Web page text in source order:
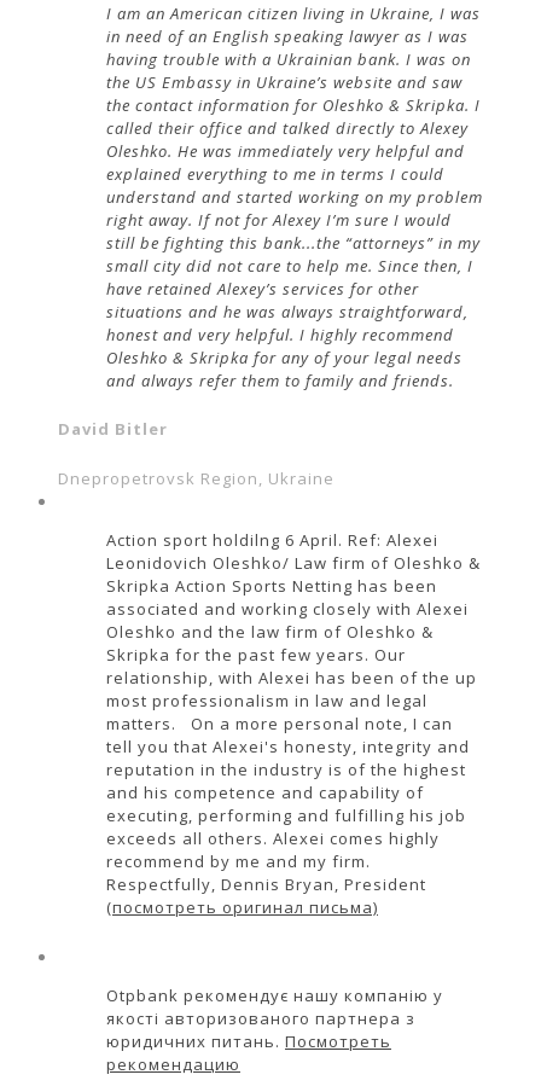
I am an American citizen living in Ukraine, I was
in need of an English speaking lawyer as I was
having trouble with a Ukrainian bank. I was on
the US Embassy in Ukraine’s website and saw
the contact information for Oleshko & Skripka. I
called their office and talked directly to Alexey
Oleshko. He was immediately very helpful and
explained everything to me in terms I could
understand and started working on my problem
right away. If not for Alexey I’m sure I would
still be fighting this bank...the “attorneys” in my
small city did not care to help me. Since then, I
have retained Alexey’s services for other
situations and he was always straightforward,
honest and very helpful. I highly recommend
Oleshko & Skripka for any of your legal needs
and always refer them to family and friends.
David Bitler
Dnepropetrovsk Region, Ukraine
Action sport holdilng 6 April. Ref: Alexei
Leonidovich Oleshko/ Law firm of Oleshko &
Skripka Action Sports Netting has been
associated and working closely with Alexei
Oleshko and the law firm of Oleshko &
Skripka for the past few years. Our
relationship, with Alexei has been of the up
most professionalism in law and legal
matters. On a more personal note, I can
tell you that Alexei's honesty, integrity and
reputation in the industry is of the highest
and his competence and capability of
executing, performing and fulfilling his job
exceeds all others. Alexei comes highly
recommend by me and my firm.
Respectfully, Dennis Bryan, President
(посмотреть оригинал письма)
Otpbank рекомендує нашу компанію у
якості авторизованого партнера з
юридичних питань. Посмотреть
рекомендацию